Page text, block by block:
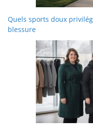
Quels sports doux
blessure